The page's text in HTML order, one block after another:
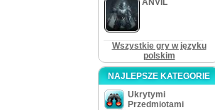
Wszystkie gry w języku
polskim
NAJLEPSZE KATEGORIE
Ukrytymi
Przedmiotami